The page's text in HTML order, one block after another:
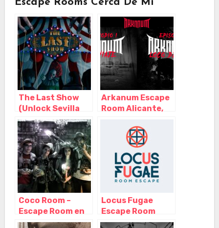
The Last Show
(Unlock Sevilla
Escape Room),
Sevilla –
Andalucía
Arkanum Escape
Room Alicante,
(Alacant) –
Alicante
Coco Room –
Escape Room en
Alicante,
Locus Fugae
Escape Room
Alicante,